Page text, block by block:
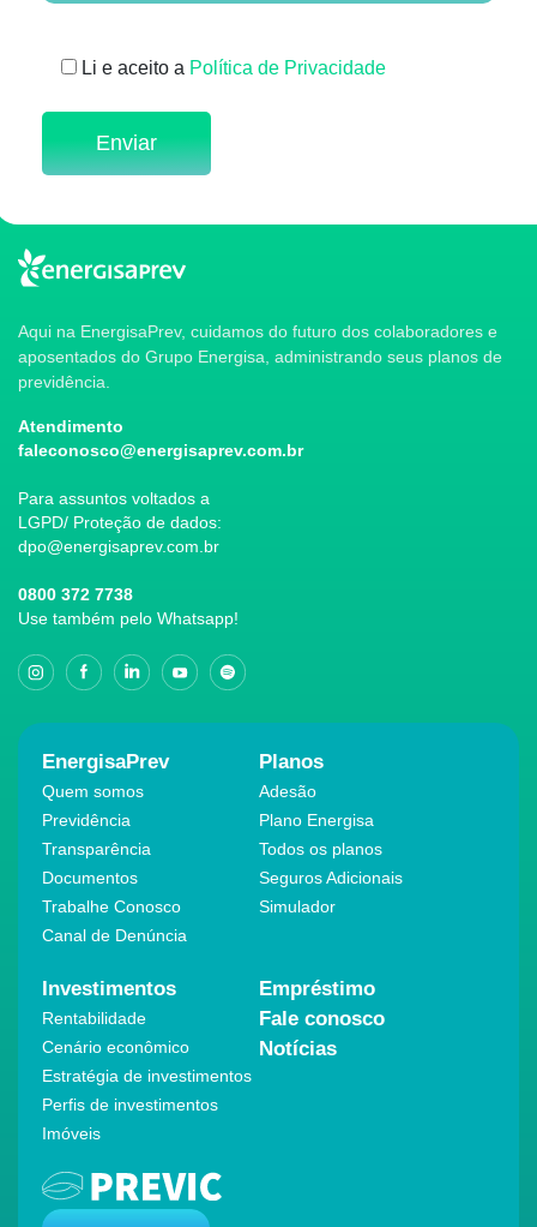
Li e aceito a Política de Privacidade
Aqui na EnergisaPrev, cuidamos do futuro dos colaboradores e
aposentados do Grupo Energisa, administrando seus planos de
previdência.
Atendimento
faleconosco@energisaprev.com.br
Para assuntos voltados a
LGPD/ Proteção de dados:
dpo@energisaprev.com.br
0800 372 7738
Use também pelo Whatsapp!
EnergisaPrev
Quem somos
Previdência
Transparência
Documentos
Trabalhe Conosco
Canal de Denúncia
Planos
Adesão
Plano Energisa
Todos os planos
Seguros Adicionais
Simulador
Investimentos
Rentabilidade
Cenário econômico
Estratégia de investimentos
Perfis de investimentos
Imóveis
Empréstimo
Fale conosco
Notícias